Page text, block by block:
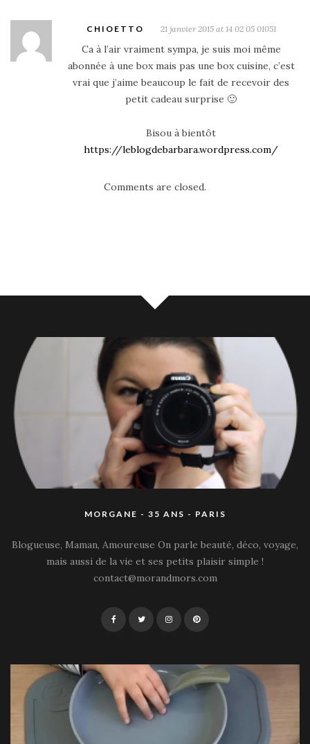
CHIOETTO 21 janvier 2015 at 14 02 05 01051
Ca à l’air vraiment sympa, je suis moi même
abonnée à une box mais pas une box cuisine, c’est
vrai que j’aime beaucoup le fait de recevoir des
petit cadeau surprise 🙂
Bisou à bientôt
https://leblogdebarbara.wordpress.com/
Comments are closed.
MORGANE - 35 ANS - PARIS
Blogueuse, Maman, Amoureuse On parle beauté, déco, voyage,
mais aussi de la vie et ses petits plaisir simple !
contact@morandmors.com